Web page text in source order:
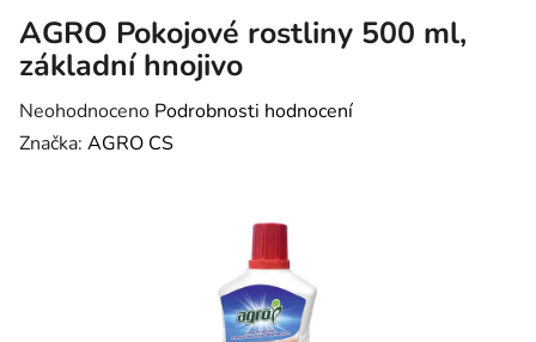
AGRO Pokojové rostliny 500 ml,
základní hnojivo
Průměrné hodnocení produktu je 0,0 z 5 hvězdiček.
Neohodnoceno Podrobnosti hodnocení
Značka: AGRO CS